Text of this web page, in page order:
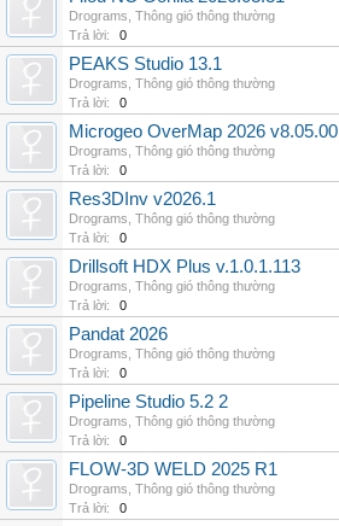
Drograms Thông gió thông thường
Trả lời:
0
PEAKS Studio 13.1
Drograms Thông gió thông thường
Trả lời:
0
Microgeo OverMap 2026 v8.05.00
Drograms Thông gió thông thường
Trả lời:
0
Res3DInv v2026.1
Drograms Thông gió thông thường
Trả lời:
0
Drillsoft HDX Plus v.1.0.1.113
Drograms Thông gió thông thường
Trả lời:
0
Pandat 2026
Drograms Thông gió thông thường
Trả lời:
0
Pipeline Studio 5.2 2
Drograms Thông gió thông thường
Trả lời:
0
FLOW-3D WELD 2025 R1
Drograms Thông gió thông thường
Trả lời:
0